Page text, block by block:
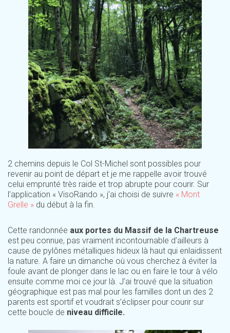
2 chemins depuis le Col St-Michel sont possibles pour
revenir au point de départ et je me rappelle avoir trouvé
celui emprunté très raide et trop abrupte pour courir. Sur
l’application « VisoRando », j’ai choisi de suivre « Mont
Grelle » du début à la fin.
Cette randonnée aux portes du Massif de la Chartreuse
est peu connue, pas vraiment incontournable d’ailleurs à
cause de pylônes métalliques hideux là haut qui enlaidissent
la nature. A faire un dimanche où vous cherchez à éviter la
foule avant de plonger dans le lac ou en faire le tour à vélo
ensuite comme moi ce jour là. J’ai trouvé que la situation
géographique est pas mal pour les familles dont un des 2
parents est sportif et voudrait s’éclipser pour courir sur
cette boucle de niveau difficile.